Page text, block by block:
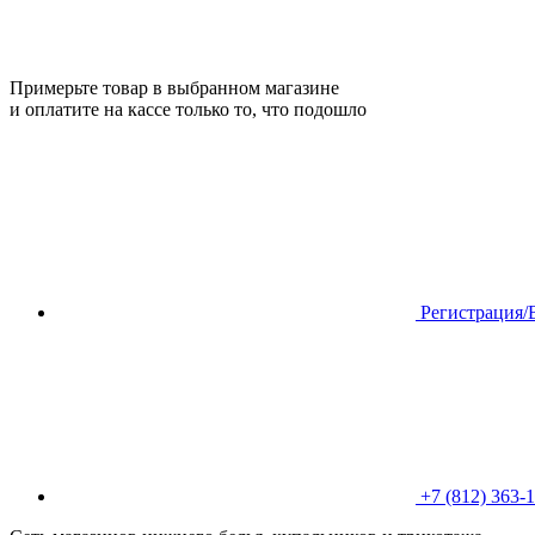
Примерьте товар в выбранном магазине
и оплатите на кассе только то, что подошло
Регистрация/
+7 (812) 363-